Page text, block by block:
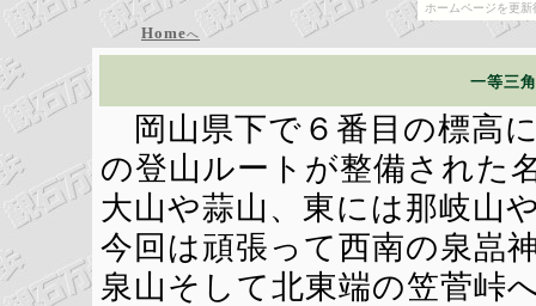
ホームページを更
Homeへ
一等三
岡山県下で６番目の標高
の登山ルートが整備され
大山や蒜山、東には那岐
今回は頑張って西南の泉嵓
泉山そして北東端の笠菅峠